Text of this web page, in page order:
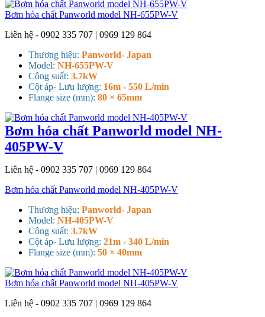
Bơm hóa chất Panworld model NH-655PW-V
Liên hệ - 0902 335 707 | 0969 129 864
Thương hiệu: Panworld- Japan
Model: NH-655PW-V
Công suất: 3.7kW
Cột áp- Lưu lượng: 16m - 550 L/min
Flange size (mm): 80 × 65mm
Bơm hóa chất Panworld model NH-
405PW-V
Liên hệ - 0902 335 707 | 0969 129 864
Bơm hóa chất Panworld model NH-405PW-V
Thương hiệu: Panworld- Japan
Model: NH-405PW-V
Công suất: 3.7kW
Cột áp- Lưu lượng: 21m - 340 L/min
Flange size (mm): 50 × 40mm
Bơm hóa chất Panworld model NH-405PW-V
Liên hệ - 0902 335 707 | 0969 129 864